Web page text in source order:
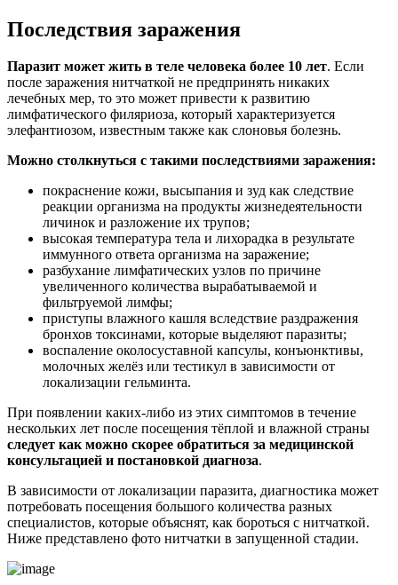
Последствия заражения
Паразит может жить в теле человека более 10 лет. Если
после заражения нитчаткой не предпринять никаких
лечебных мер, то это может привести к развитию
лимфатического филяриоза, который характеризуется
элефантиозом, известным также как слоновья болезнь.
Можно столкнуться с такими последствиями заражения:
покраснение кожи, высыпания и зуд как следствие
реакции организма на продукты жизнедеятельности
личинок и разложение их трупов;
высокая температура тела и лихорадка в результате
иммунного ответа организма на заражение;
разбухание лимфатических узлов по причине
увеличенного количества вырабатываемой и
фильтруемой лимфы;
приступы влажного кашля вследствие раздражения
бронхов токсинами, которые выделяют паразиты;
воспаление околосуставной капсулы, конъюнктивы,
молочных желёз или тестикул в зависимости от
локализации гельминта.
При появлении каких-либо из этих симптомов в течение
нескольких лет после посещения тёплой и влажной страны
следует как можно скорее обратиться за медицинской
консультацией и постановкой диагноза.
В зависимости от локализации паразита, диагностика может
потребовать посещения большого количества разных
специалистов, которые объяснят, как бороться с нитчаткой.
Ниже представлено фото нитчатки в запущенной стадии.